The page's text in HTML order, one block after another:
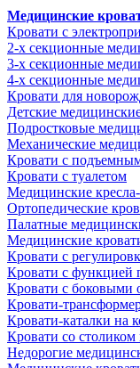
Медицинские
Кровати с
2-х секционные
3-х секционные
4-х секционные
Кровати для
Детские
Подростковые
Механические
Кровати с
Кровати с туалетом
Медицинские
Ортопедические
Палатные
Медицинские
Кровати с
Кровати с функцией
Кровати с боковыми
Кровати-
Кровати-каталки на
Кровати со столиком
Недорогие